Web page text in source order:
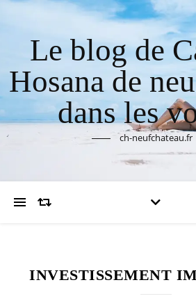
Le blog de
Hosana de
dans les
ch-neufchateau.fr
INVESTISSEMENT